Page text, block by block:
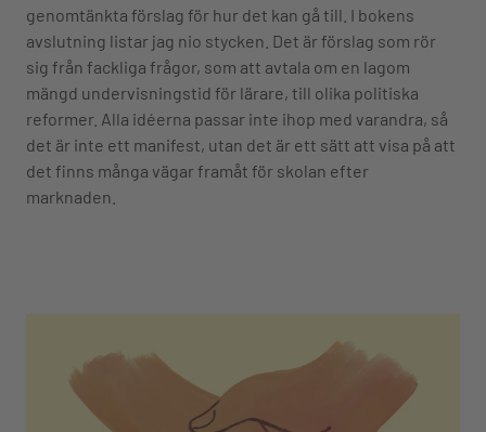
genomtänkta förslag för hur det kan gå till. I bokens
avslutning listar jag nio stycken. Det är förslag som rör
sig från fackliga frågor, som att avtala om en lagom
mängd undervisningstid för lärare, till olika politiska
reformer. Alla idéerna passar inte ihop med varandra, så
det är inte ett manifest, utan det är ett sätt att visa på att
det finns många vägar framåt för skolan efter
marknaden.